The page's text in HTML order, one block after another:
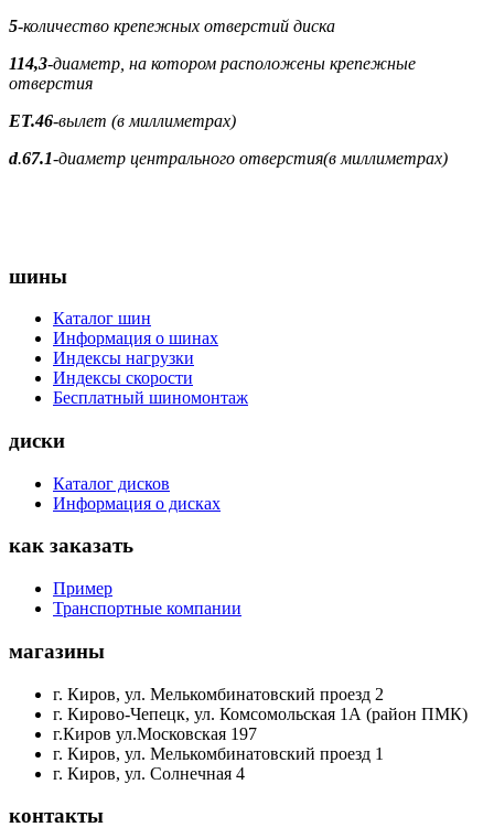
5-количество крепежных отверстий диска
114,3-диаметр, на котором расположены крепежные
отверстия
ET.46-вылет (в миллиметрах)
d.67.1-диаметр центрального отверстия(в миллиметрах)
шины
Каталог шин
Информация о шинах
Индексы нагрузки
Индексы скорости
Бесплатный шиномонтаж
диски
Каталог дисков
Информация о дисках
как заказать
Пример
Транспортные компании
магазины
г. Киров, ул. Мелькомбинатовский проезд 2
г. Кирово-Чепецк, ул. Комсомольская 1А (район ПМК)
г.Киров ул.Московская 197
г. Киров, ул. Мелькомбинатовский проезд 1
г. Киров, ул. Солнечная 4
контакты